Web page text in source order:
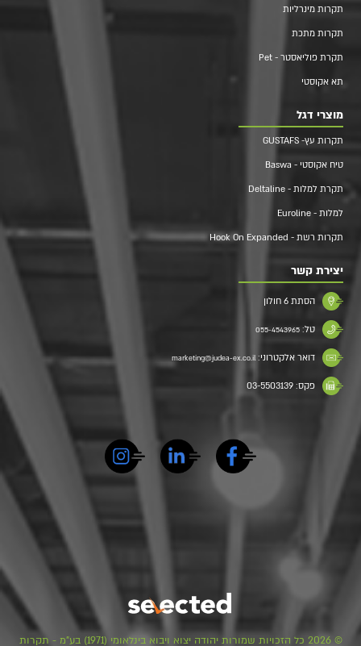
תקרות מינרליות
תקרות מתכת
תקרת פוליאסטר - Pet
תא אקוסטי
מוצרי דגל
תקרות עץ- GUSTAFS
טיח אקוסטי - Baswa
תקרת למלות - Deltaline
למלות - Euroline
תקרות רשת - Hook On Expanded
יצירת קשר
הסתת 6 חולון
טל: 055-4543965
דואר אלקטרוני: marketing@judea-ex.co.il
פקס: 03-5503139
© 2026 כל הזכויות שמורות יהודה יצוא ויבוא בינלאומי (1971) בע"מ - תקרות